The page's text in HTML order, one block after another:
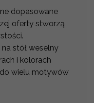
dopasowane
oferty stworzą
stół weselny
i kolorach
wielu motywów